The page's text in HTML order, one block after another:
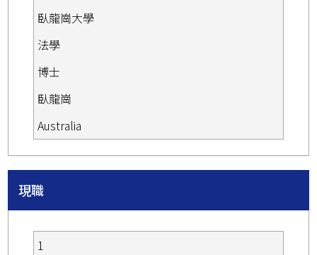
臥龍崗大學
法學
博士
臥龍崗
Australia
現職
1